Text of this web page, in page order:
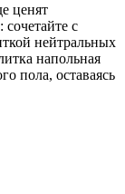
ценят
с
нейтральных
напольная
пола, оставаясь